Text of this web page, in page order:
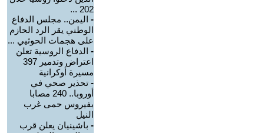
202 ...
- اليمن.. مجلس الدفاع
الوطني يقر الرد الحازم
على هجمات الحوثيي ...
- الدفاع الروسية تعلن
اعتراض وتدمير 397
مسيرة أوكرانية
- تحذير صحي في
أوروبا.. 240 مصابا
بفيروس حمى غرب
النيل
- باشينيان يعلن قرب